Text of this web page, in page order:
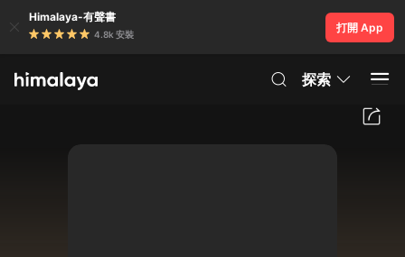
Himalaya-有聲書
4.8k 安裝
打開 App
探索